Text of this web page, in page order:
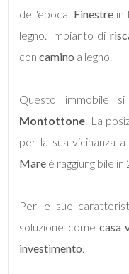
dell'epoca. Finestrein
legno. Impianto di
concamino a legno.
Questo immobile
Montottone. La
per la sua vicinanza
Mare è raggiungibile
Per le sue
soluzione come casa
investimento.
1
3
4
5
5+